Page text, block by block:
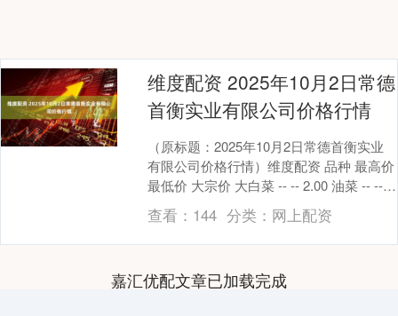
维度配资 2025年10月2日常德
首衡实业有限公司价格行情
（原标题：2025年10月2日常德首衡实业
有限公司价格行情）维度配资 品种 最高价
最低价 大宗价 大白菜 -- -- 2.00 油菜 -- --
6.00 生....
查看： 144 分类： 网上配资
嘉汇优配文章已加载完成